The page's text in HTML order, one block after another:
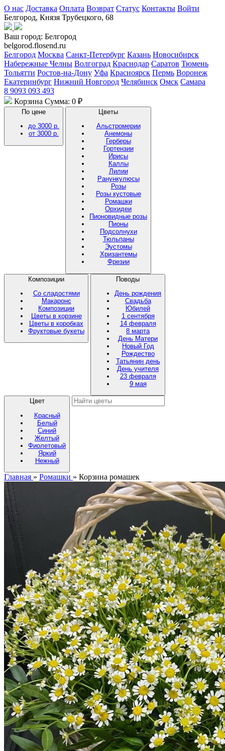
О нас Доставка Оплата Возврат Статус Контакты Войти
Белгород, Князя Трубецкого, 68
Ваш город: Белгород
belgorod.flosend.ru
Белгород Москва Санкт-Петербург Казань Новосибирск
Набережные Челны Волгоград Краснодар Саратов Тюмень
Тольятти Ростов-на-Дону Уфа Красноярск Пермь Воронеж
Екатеринбург Нижний Новгород Челябинск Омск Самара
8 9093 093 493
Корзина Сумма: 0 ₽
По цене
до 3000 р.
от 3000 р.
Цветы
Альстромерии
Анемоны
Герберы
Гортензии
Ирисы
Каллы
Лилии
Ранункулюсы
Розы
Розы кустовые
Ромашки
Орхидеи
Пионовидные розы
Пионы
Подсолнухи
Тюльпаны
Эустомы
Хризантемы
Фрезии
Композиции
Со сладостями
Макаронс
Композиции
Цветы в корзине
Цветы в коробках
Фруктовые букеты
Поводы
День рождения
Свадьба
Юбилей
1 сентября
14 февраля
8 марта
День Матери
Новый Год
Рождество
Татьянин день
День учителя
23 февраля
9 мая
Цвет
Красный
Белый
Синий
Желтый
Фиолетовый
Яркий
Нежный
Главная » Ромашки » Корзина ромашек